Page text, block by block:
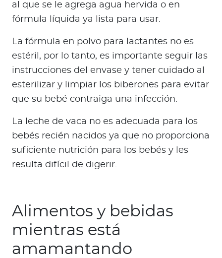
al que se le agrega agua hervida o en
fórmula líquida ya lista para usar.
La fórmula en polvo para lactantes no es
estéril, por lo tanto, es importante seguir las
instrucciones del envase y tener cuidado al
esterilizar y limpiar los biberones para evitar
que su bebé contraiga una infección.
La leche de vaca no es adecuada para los
bebés recién nacidos ya que no proporciona
suficiente nutrición para los bebés y les
resulta difícil de digerir.
Alimentos y bebidas
mientras está
amamantando